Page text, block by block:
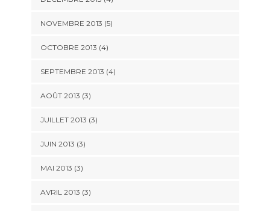
NOVEMBRE 2013 (5)
OCTOBRE 2013 (4)
SEPTEMBRE 2013 (4)
AOÛT 2013 (3)
JUILLET 2013 (3)
JUIN 2013 (3)
MAI 2013 (3)
AVRIL 2013 (3)